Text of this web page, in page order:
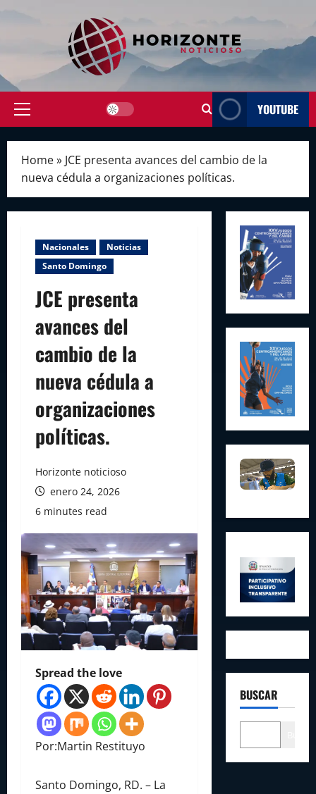
Primary
YOUTUBE
Home» JCE presenta avances del cambio de la
nueva cédula a organizaciones políticas.
Nacionales
Noticias
Santo Domingo
JCE presenta
avances del
cambio de la
nueva cédula a
organizaciones
políticas.
Horizonte noticioso
enero 24, 2026
6 minutes read
Spread the love
Por:Martin Restituyo
Santo Domingo, RD. – La
BUSCAR